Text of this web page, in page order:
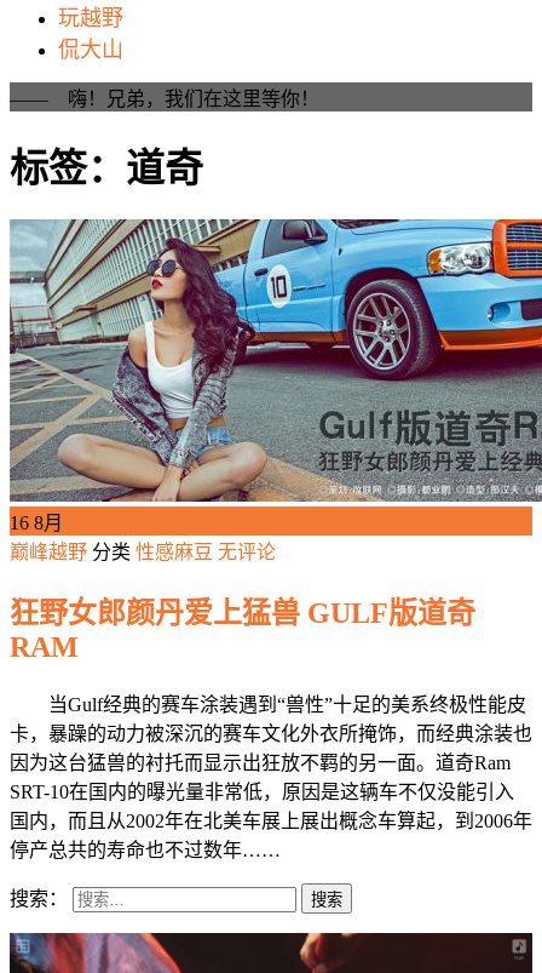
玩越野
侃大山
—— 嗨！兄弟，我们在这里等你！
标签：道奇
16 8月
巅峰越野 分类 性感麻豆 无评论
狂野女郎颜丹爱上猛兽 GULF版道奇
RAM
当Gulf经典的赛车涂装遇到“兽性”十足的美系终极性能皮
卡，暴躁的动力被深沉的赛车文化外衣所掩饰，而经典涂装也
因为这台猛兽的衬托而显示出狂放不羁的另一面。道奇Ram
SRT-10在国内的曝光量非常低，原因是这辆车不仅没能引入
国内，而且从2002年在北美车展上展出概念车算起，到2006年
停产总共的寿命也不过数年……
搜索：